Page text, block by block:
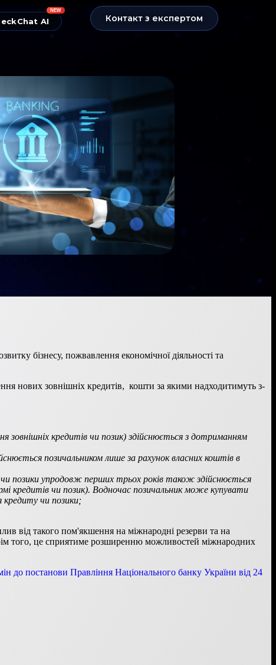
AI
NEW
Контакт з експертом
бізнесу, пожвавлення економічної діяльності та
нових зовнішніх кредитів, кошти за якими надходитимуть з-
зовнішніх кредитів чи позик) здійснюється з дотриманням
позичальником лише за рахунок власних коштів в
позики упродовж перших трьох років також здійснюється
кредитів чи позик). Водночас позичальник може купувати
кредиту чи позики;
від такого пом'якшення на міжнародні резерви та на
того, це сприятиме розширенню можливостей міжнародних
до постанови Правління Національного банку України від 24